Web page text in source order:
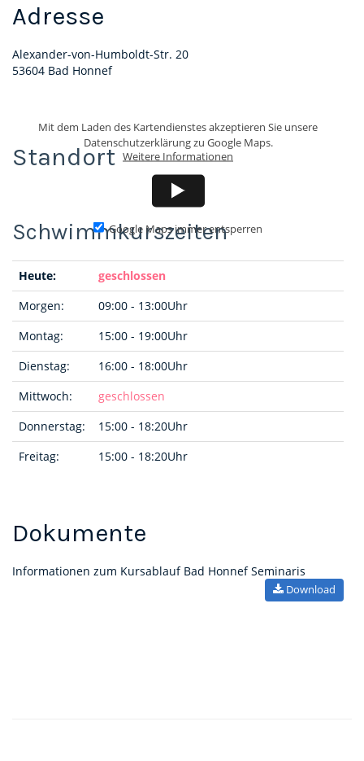
Adresse
Alexander-von-Humboldt-Str. 20
53604 Bad Honnef
Standort
Mit dem Laden des Kartendienstes akzeptieren Sie unsere
Datenschutzerklärung zu Google Maps.
Weitere Informationen
Google Maps immer entsperren
Heute:
geschlossen
Morgen:
09:00 - 13:00Uhr
Montag:
15:00 - 19:00Uhr
Dienstag:
16:00 - 18:00Uhr
Mittwoch:
geschlossen
Donnerstag:
15:00 - 18:20Uhr
Freitag:
15:00 - 18:20Uhr
Dokumente
Informationen zum Kursablauf Bad Honnef Seminaris
Download